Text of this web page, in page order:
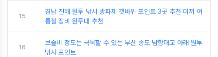
15
경남 진해 원투 낚시 방파제 갯바위 포인트 3곳 추천 미끼 여
름철 장비 원투대 추천
16
보슬비 정도는 극복할 수 있는 부산 송도 남항대교 아래 원투
낚시 포인트